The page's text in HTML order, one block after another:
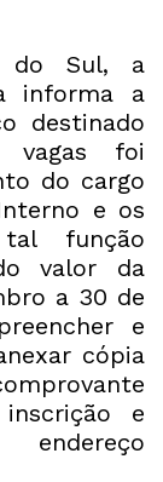
do Sul, a
informa a
destinado
vagas foi
do cargo
e os
função
valor da
a 30 de
e
cópia
e